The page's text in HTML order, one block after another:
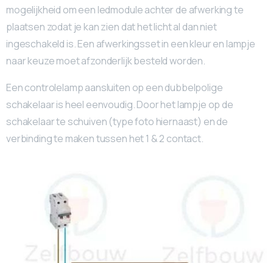
mogelijkheid om een ledmodule achter de afwerking te
plaatsen zodat je kan zien dat het licht al dan niet
ingeschakeld is. Een afwerkingsset in een kleur en lampje
naar keuze moet afzonderlijk besteld worden.
Een controlelamp aansluiten op een dubbelpolige
schakelaar is heel eenvoudig. Door het lampje op de
schakelaar te schuiven (type foto hiernaast) en de
verbinding te maken tussen het 1 & 2 contact.